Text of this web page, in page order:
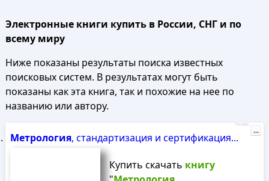
Электронные книги купить в России, СНГ и по
всему миру
Ниже показаны результаты поиска известных
поисковых систем. В результатах могут быть
показаны как эта книга, так и похожие на нее по
названию или автору.
Метрология, стандартизация и сертификация...
Купить скачать книгу
Реклама
...